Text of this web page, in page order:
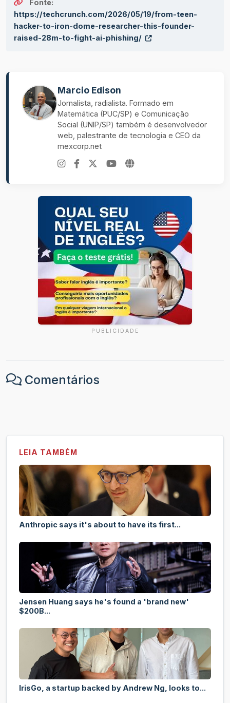
Fonte:
https://techcrunch.com/2026/05/19/from-teen-
hacker-to-iron-dome-researcher-this-founder-
raised-28m-to-fight-ai-phishing/
Marcio Edison
Jornalista, radialista. Formado em
Matemática (PUC/SP) e Comunicação
Social (UNIP/SP) também é desenvolvedor
web, palestrante de tecnologia e CEO da
mexcorp.net
PUBLICIDADE
Comentários
LEIA TAMBÉM
Anthropic says it's about to have its first...
Jensen Huang says he's found a 'brand new'
$200B...
IrisGo, a startup backed by Andrew Ng, looks to...